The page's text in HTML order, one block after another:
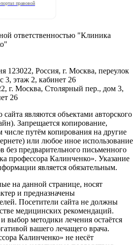
правовой
ответственностью "Клиника
123022, Россия, г. Москва, переулок
3, этаж 2, кабинет 26
г. Москва, Столярный пер., дом 3,
26
являются объектами авторского
Запрещается копирование,
числе путём копирования на другие
или любое иное использование
без предварительного письменного
профессора Калинченко». Указание
является обязательным.
на данной странице, носят
и предназначены
Посетители сайта не должны
медицинских рекомендаций.
выбор методики лечения остаётся
вашего лечащего врача.
Калинченко» не несёт